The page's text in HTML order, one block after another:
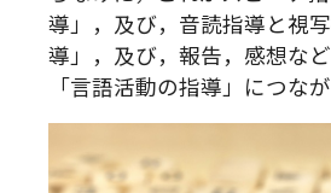
導」，及び，音読指導と視
導」，及び，報告，感想な
「言語活動の指導」につなが